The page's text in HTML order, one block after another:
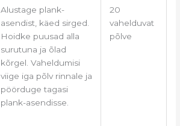
Alustage plank-
asendist, käed sirged.
Hoidke puusad alla
surutuna ja õlad
kõrgel. Vaheldumisi
viige iga põlv rinnale ja
pöörduge tagasi
plank-asendisse.
20
vahelduvat
põlve